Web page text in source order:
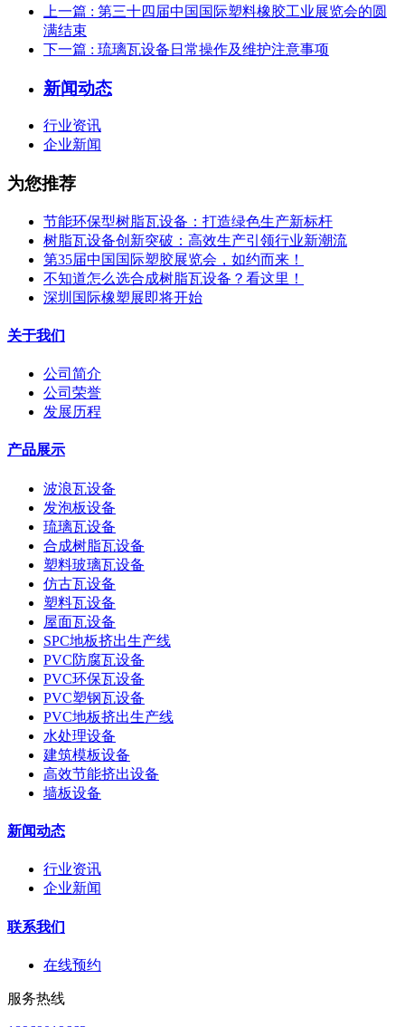
上一篇 : 第三十四届中国国际塑料橡胶工业展览会的圆
满结束
下一篇 : 琉璃瓦设备日常操作及维护注意事项
新闻动态
行业资讯
企业新闻
为您推荐
节能环保型树脂瓦设备：打造绿色生产新标杆
树脂瓦设备创新突破：高效生产引领行业新潮流
第35届中国国际塑胶展览会，如约而来！
不知道怎么选合成树脂瓦设备？看这里！
深圳国际橡塑展即将开始
关于我们
公司简介
公司荣誉
发展历程
产品展示
波浪瓦设备
发泡板设备
琉璃瓦设备
合成树脂瓦设备
塑料玻璃瓦设备
仿古瓦设备
塑料瓦设备
屋面瓦设备
SPC地板挤出生产线
PVC防腐瓦设备
PVC环保瓦设备
PVC塑钢瓦设备
PVC地板挤出生产线
水处理设备
建筑模板设备
高效节能挤出设备
墙板设备
新闻动态
行业资讯
企业新闻
联系我们
在线预约
服务热线